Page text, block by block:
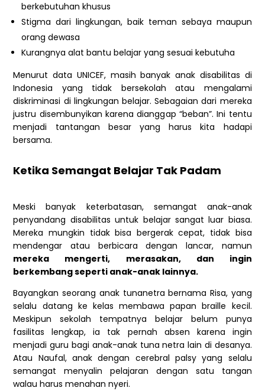
berkebutuhan khusus
Stigma dari lingkungan, baik teman sebaya maupun
orang dewasa
Kurangnya alat bantu belajar yang sesuai kebutuha
Menurut data UNICEF, masih banyak anak disabilitas di
Indonesia yang tidak bersekolah atau mengalami
diskriminasi di lingkungan belajar. Sebagaian dari mereka
justru disembunyikan karena dianggap “beban”. Ini tentu
menjadi tantangan besar yang harus kita hadapi
bersama.
Ketika Semangat Belajar Tak Padam
Meski banyak keterbatasan, semangat anak-anak
penyandang disabilitas untuk belajar sangat luar biasa.
Mereka mungkin tidak bisa bergerak cepat, tidak bisa
mendengar atau berbicara dengan lancar, namun
mereka mengerti, merasakan, dan ingin
berkembang seperti anak-anak lainnya.
Bayangkan seorang anak tunanetra bernama Risa, yang
selalu datang ke kelas membawa papan braille kecil.
Meskipun sekolah tempatnya belajar belum punya
fasilitas lengkap, ia tak pernah absen karena ingin
menjadi guru bagi anak-anak tuna netra lain di desanya.
Atau Naufal, anak dengan cerebral palsy yang selalu
semangat menyalin pelajaran dengan satu tangan
walau harus menahan nyeri.